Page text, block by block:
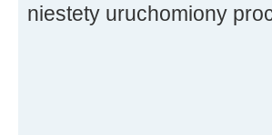
niestety uruchomiony